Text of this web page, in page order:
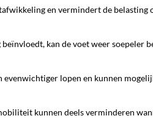
en vermindert de belasting
kan de voet weer soepeler
evenwichtiger lopen en kunnen
kunnen deels verminderen